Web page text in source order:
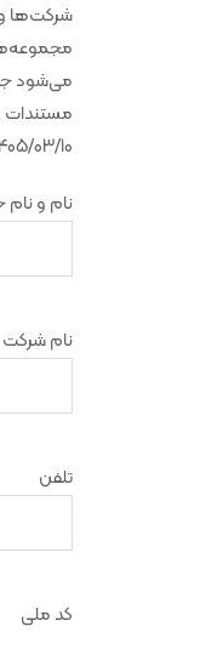
شرکت‌ها
می‌شود
مستندات
1405/03/10به این شرکت ارسال
نام و نام
نام شرکت
تلفن
کد ملی